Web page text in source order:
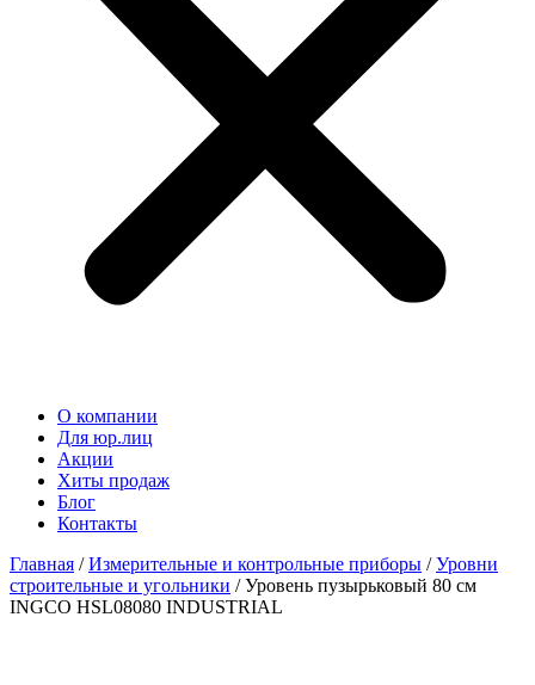
О компании
Для юр.лиц
Акции
Хиты продаж
Блог
Контакты
Главная /Измерительные и контрольные приборы /Уровни
строительные и угольники / Уровень пузырьковый 80 см
INGCO HSL08080 INDUSTRIAL